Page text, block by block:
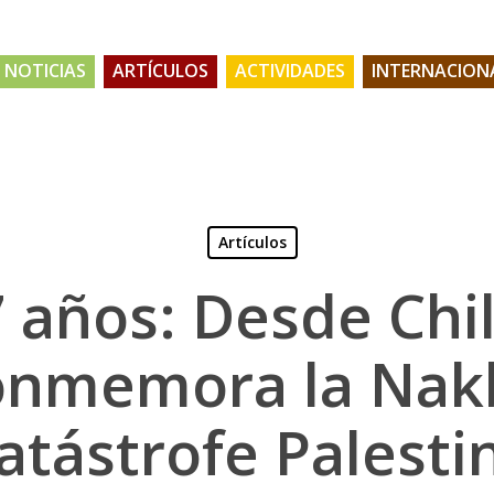
NOTICIAS ARTÍCULOS ACTIVIDADES
Artículos
años: Desde
la